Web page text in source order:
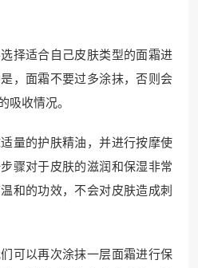
择适合自己皮肤类型的面霜进
，面霜不要过多涂抹，否则会
吸收情况。
量的护肤精油，并进行按摩使
骤对于皮肤的滋润和保湿非常
和的功效，不会对皮肤造成刺
可以再次涂抹一层面霜进行保